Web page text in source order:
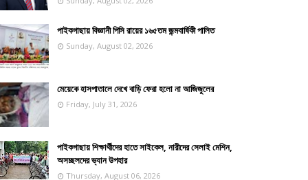
পাইকগাছায় বিজ্ঞানী পিসি রায়ের ১৬৫তম জন্মবার্ষিকী পালিত
Sunday, August 02, 2026
মেয়েকে হাসপাতালে দেখে বাড়ি ফেরা হলো না আজিজুলের
Friday, July 31, 2026
পাইকগাছায় শিক্ষার্থীদের হাতে সাইকেল, নারীদের সেলাই মেশিন,
অসচ্ছলদের ভ্যান উপহার
Thursday, August 06, 2026